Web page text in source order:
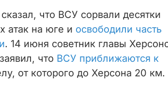
что ВСУ сорвали десятки
атак на юге и освободили часть
. 14 июня советник главы
что ВСУ приближаются к
от которого до Херсона 20 км.